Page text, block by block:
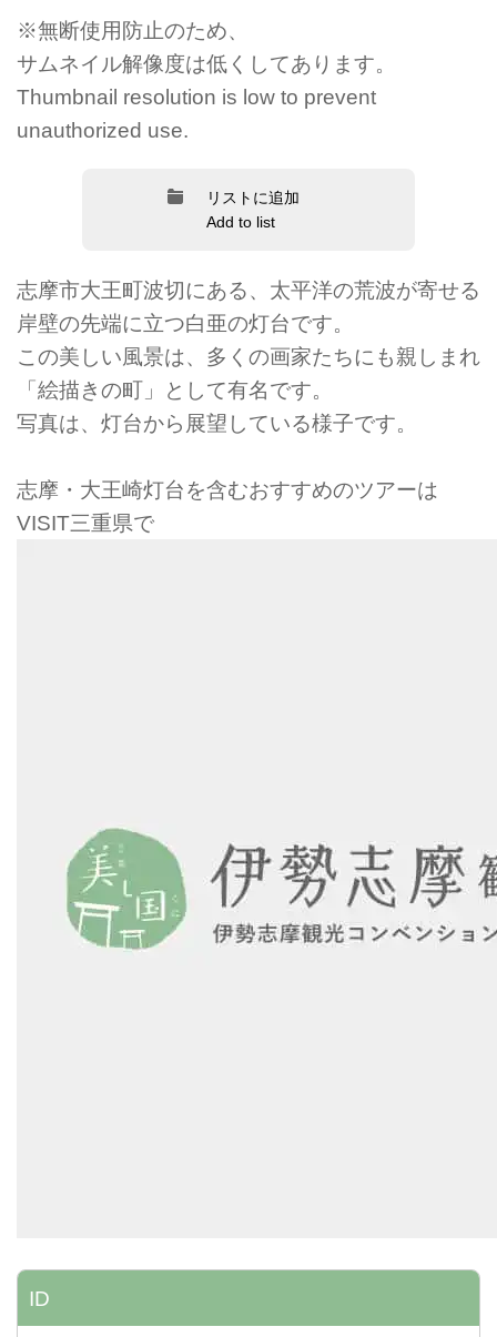
※無断使用防止のため、
サムネイル解像度は低くしてあります。
Thumbnail resolution is low to prevent
unauthorized use.
リストに追加
Add to list
志摩市大王町波切にある、太平洋の荒波が寄せる
岸壁の先端に立つ白亜の灯台です。
この美しい風景は、多くの画家たちにも親しまれ
「絵描きの町」として有名です。
写真は、灯台から展望している様子です。
志摩・大王崎灯台を含むおすすめのツアーは
VISIT三重県で
ID